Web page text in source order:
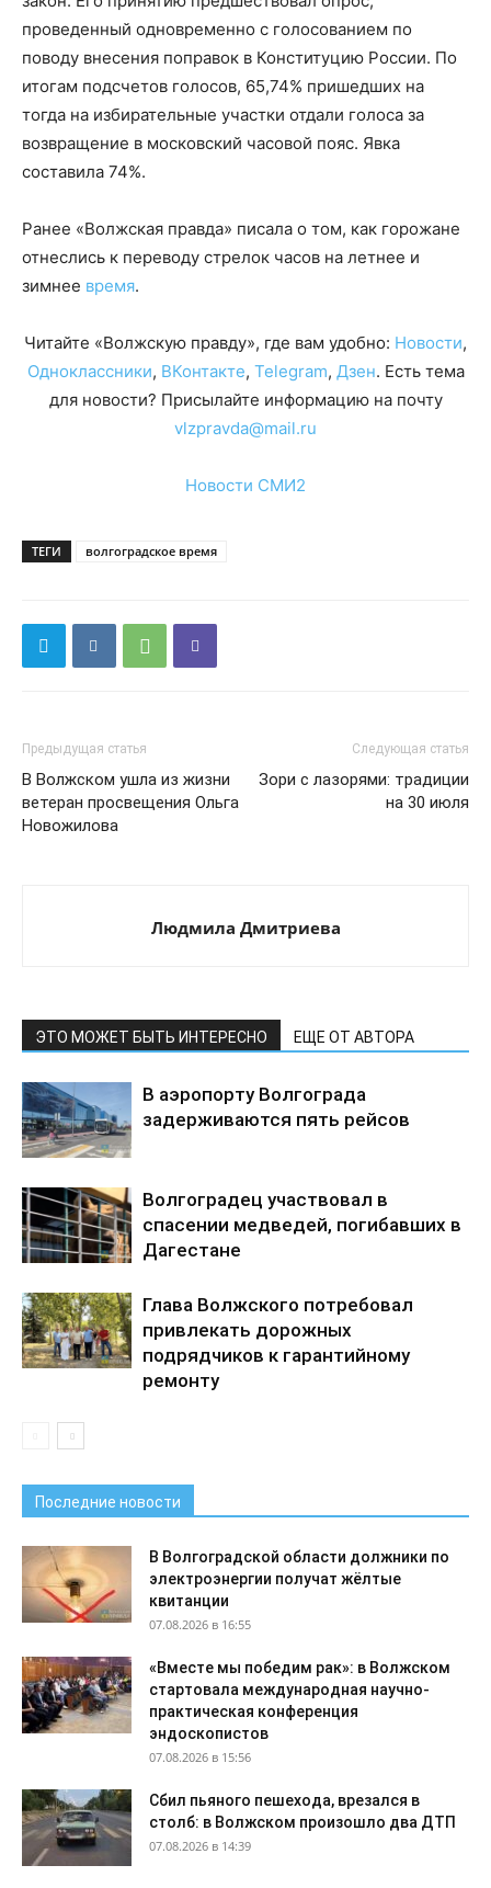
проведенный одновременно с голосованием по
поводу внесения поправок в Конституцию России. По
итогам подсчетов голосов, 65,74% пришедших на
тогда на избирательные участки отдали голоса за
возвращение в московский часовой пояс. Явка
составила 74%.
Ранее «Волжская правда» писала о том, как горожане
отнеслись к переводу стрелок часов на летнее и
зимнее время.
Читайте «Волжскую правду», где вам удобно: Новости,
Одноклассники, ВКонтакте, Telegram, Дзен. Есть тема
для новости? Присылайте информацию на почту
vlzpravda@mail.ru
Новости СМИ2
ТЕГИ волгоградское время
Предыдущая статья
В Волжском ушла из жизни
ветеран просвещения Ольга
Новожилова
Следующая статья
Зори с лазорями: традиции
на 30 июля
Людмила Дмитриева
ЭТО МОЖЕТ БЫТЬ ИНТЕРЕСНО ЕЩЕ ОТ АВТОРА
В аэропорту Волгограда
задерживаются пять рейсов
Волгоградец участвовал в
спасении медведей, погибавших в
Дагестане
Глава Волжского потребовал
привлекать дорожных
подрядчиков к гарантийному
ремонту
Последние новости
В Волгоградской области должники по
электроэнергии получат жёлтые
квитанции
07.08.2026 в 16:55
«Вместе мы победим рак»: в Волжском
стартовала международная научно-
практическая конференция
эндоскопистов
07.08.2026 в 15:56
Сбил пьяного пешехода, врезался в
столб: в Волжском произошло два ДТП
07.08.2026 в 14:39